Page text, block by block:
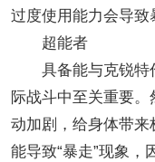
过度使用能力会导致
超能者
具备能与克锐特
际战斗中至关重要
动加剧，给身体带
能导致“暴走”现象，